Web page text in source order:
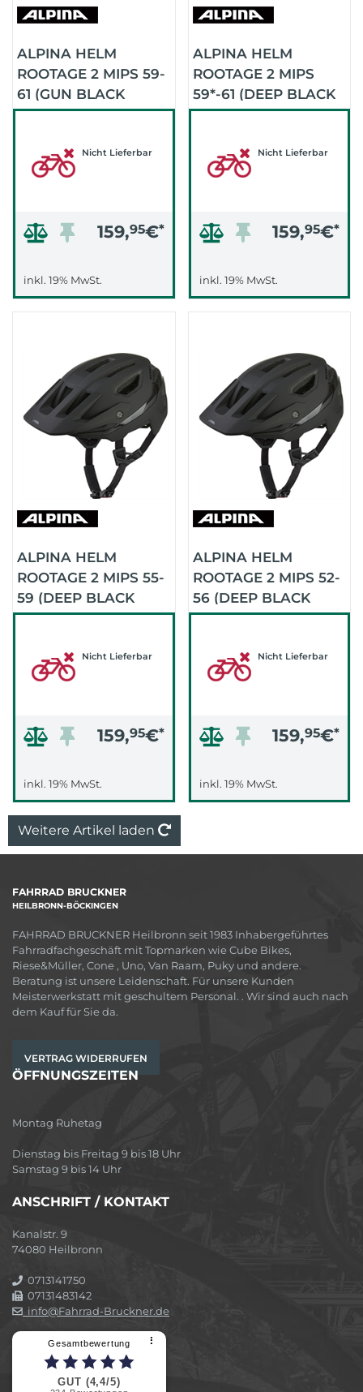
ALPINA HELM
ROOTAGE 2 MIPS 59-
61 (GUN BLACK
NEON)
Nicht Lieferbar
159,95€*
inkl. 19% MwSt.
ALPINA HELM
ROOTAGE 2 MIPS
59*-61 (DEEP BLACK
MATT)
Nicht Lieferbar
159,95€*
inkl. 19% MwSt.
ALPINA HELM
ROOTAGE 2 MIPS 55-
59 (DEEP BLACK
MATT)
Nicht Lieferbar
159,95€*
inkl. 19% MwSt.
ALPINA HELM
ROOTAGE 2 MIPS 52-
56 (DEEP BLACK
MATT)
Nicht Lieferbar
159,95€*
inkl. 19% MwSt.
Weitere Artikel laden
FAHRRAD BRUCKNER
HEILBRONN-BÖCKINGEN
FAHRRAD BRUCKNER Heilbronn seit 1983 Inhabergeführtes
Fahrradfachgeschäft mit Topmarken wie Cube Bikes,
Riese&Müller, Cone , Uno, Van Raam, Puky und andere.
Beratung ist unsere Leidenschaft. Für unsere Kunden
Meisterwerkstatt mit geschultem Personal. . Wir sind auch nach
dem Kauf für Sie da.
VERTRAG WIDERRUFEN
ÖFFNUNGSZEITEN
Montag Ruhetag
Dienstag bis Freitag 9 bis 18 Uhr
Samstag 9 bis 14 Uhr
ANSCHRIFT / KONTAKT
Kanalstr. 9
74080 Heilbronn
0713141750
07131483142
info@Fahrrad-Bruckner.de
Gesamtbewertung ⠇
GUT (4,4/5)